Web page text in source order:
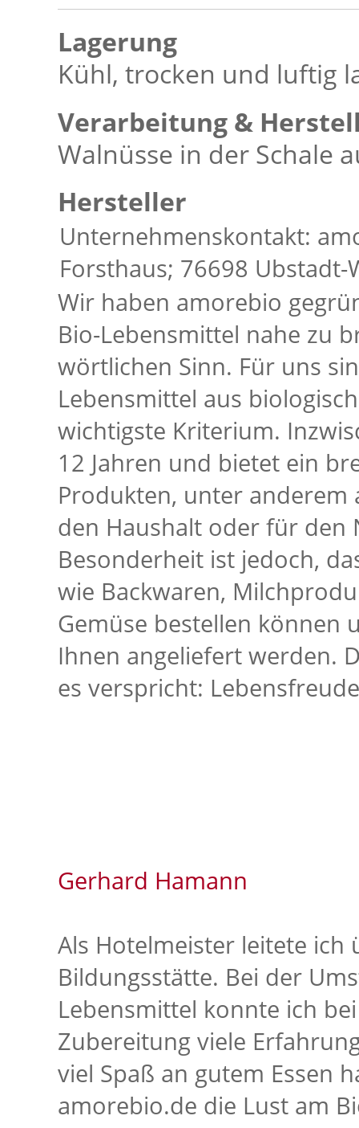
Lagerung
Kühl, trocken und luftig
Verarbeitung &
Walnüsse in der Schale
Hersteller
Unternehmenskontakt:
Forsthaus; 76698 Ubstadt-
Wir haben amorebio
Bio-Lebensmittel nahe zu
wörtlichen Sinn. Für uns
Lebensmittel aus
wichtigste Kriterium.
12 Jahren und bietet ein
Produkten, unter anderem
den Haushalt oder für den
Besonderheit ist jedoch,
wie Backwaren,
Gemüse bestellen können
Ihnen angeliefert werden.
es verspricht:
Gerhard Hamann
Als Hotelmeister leitete ich
Bildungsstätte. Bei der
Lebensmittel konnte ich
Zubereitung viele
viel Spaß an gutem Essen
amorebio.de die Lust am